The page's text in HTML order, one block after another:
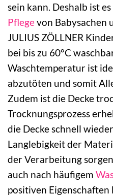
sein kann. Deshalb ist
Pflegevon Babysachen
JULIUS ZÖLLNER
bei bis zu 60°C
Waschtemperatur ist
abzutöten und somit
Zudem ist die Decke
Trocknungsprozess
die Decke schnell
Langlebigkeit der
der Verarbeitung
auch nach häufigem
positiven Eigenschaften